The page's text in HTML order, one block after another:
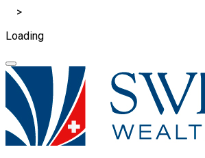
>
Loading